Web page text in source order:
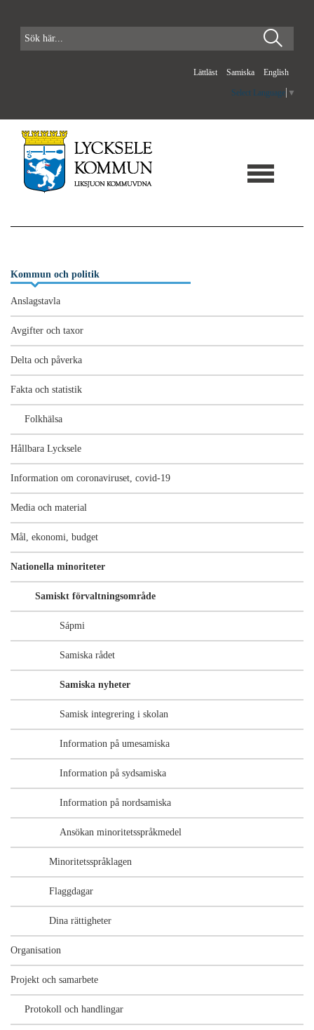
Lättläst Samiska English
Select Language ▼
Kommun och politik
Anslagstavla
Avgifter och taxor
Delta och påverka
Fakta och statistik
Folkhälsa
Hållbara Lycksele
Information om coronaviruset, covid-19
Media och material
Mål, ekonomi, budget
Nationella minoriteter
Samiskt förvaltningsområde
Sápmi
Samiska rådet
Samiska nyheter
Samisk integrering i skolan
Information på umesamiska
Information på sydsamiska
Information på nordsamiska
Ansökan minoritetsspråkmedel
Minoritetsspråklagen
Flaggdagar
Dina rättigheter
Organisation
Projekt och samarbete
Protokoll och handlingar